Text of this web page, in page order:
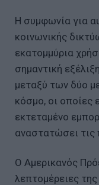
Η συμφωνία για
κοινωνικής
εκατομμύρια
σημαντική
μεταξύ των δύο
κόσμο, οι οποίες
εκτεταμένο
αναστατώσει τις
Ο Αμερικανός
λεπτομέρειες